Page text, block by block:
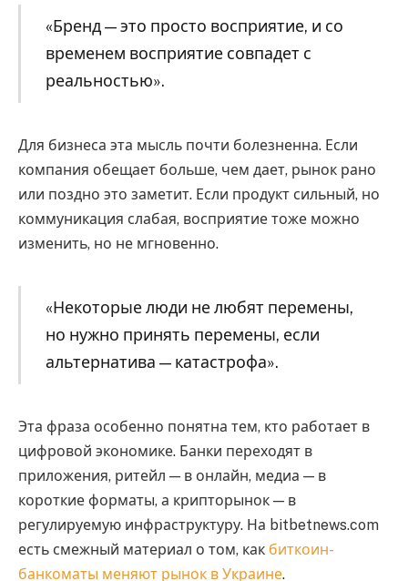
«Бренд — это просто восприятие, и со
временем восприятие совпадет с
реальностью».
Для бизнеса эта мысль почти болезненна. Если
компания обещает больше, чем дает, рынок рано
или поздно это заметит. Если продукт сильный, но
коммуникация слабая, восприятие тоже можно
изменить, но не мгновенно.
«Некоторые люди не любят перемены,
но нужно принять перемены, если
альтернатива — катастрофа».
Эта фраза особенно понятна тем, кто работает в
цифровой экономике. Банки переходят в
приложения, ритейл — в онлайн, медиа — в
короткие форматы, а крипторынок — в
регулируемую инфраструктуру. На bitbetnews.com
есть смежный материал о том, как биткоин-
банкоматы меняют рынок в Украине.